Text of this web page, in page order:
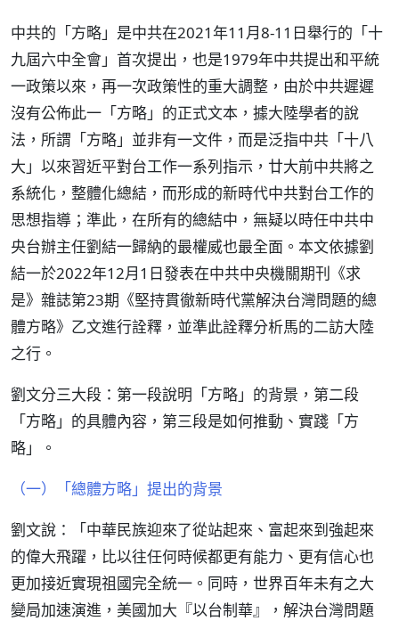
中共的「方略」是中共在2021年11月8-11日舉行的「十
九屆六中全會」首次提出，也是1979年中共提出和平統
一政策以來，再一次政策性的重大調整，由於中共遲遲
沒有公佈此一「方略」的正式文本，據大陸學者的說
法，所謂「方略」並非有一文件，而是泛指中共「十八
大」以來習近平對台工作一系列指示，廿大前中共將之
系統化，整體化總結，而形成的新時代中共對台工作的
思想指導；準此，在所有的總結中，無疑以時任中共中
央台辦主任劉結一歸納的最權威也最全面。本文依據劉
結一於2022年12月1日發表在中共中央機關期刊《求
是》雜誌第23期《堅持貫徹新時代黨解決台灣問題的總
體方略》乙文進行詮釋，並準此詮釋分析馬的二訪大陸
之行。
劉文分三大段：第一段說明「方略」的背景，第二段
「方略」的具體內容，第三段是如何推動、實踐「方
略」。
（一）「總體方略」提出的背景
劉文說：「中華民族迎來了從站起來、富起來到強起來
的偉大飛躍，比以往任何時候都更有能力、更有信心也
更加接近實現祖國完全統一。同時，世界百年未有之大
變局加速演進，美國加大『以台制華』，解決台灣問題